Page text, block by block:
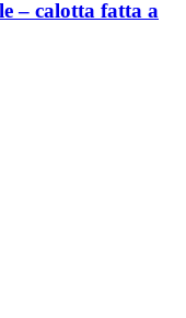
– calotta fatta a